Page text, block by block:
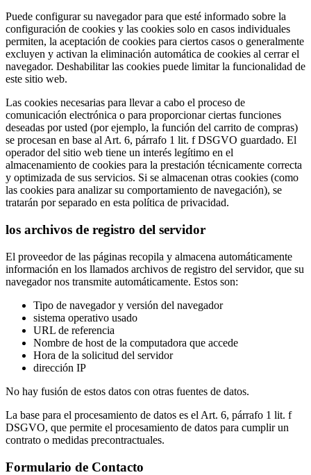
Puede configurar su navegador para que esté informado sobre la
configuración de cookies y las cookies solo en casos individuales
permiten, la aceptación de cookies para ciertos casos o generalmente
excluyen y activan la eliminación automática de cookies al cerrar el
navegador. Deshabilitar las cookies puede limitar la funcionalidad de
este sitio web.
Las cookies necesarias para llevar a cabo el proceso de
comunicación electrónica o para proporcionar ciertas funciones
deseadas por usted (por ejemplo, la función del carrito de compras)
se procesan en base al Art. 6, párrafo 1 lit. f DSGVO guardado. El
operador del sitio web tiene un interés legítimo en el
almacenamiento de cookies para la prestación técnicamente correcta
y optimizada de sus servicios. Si se almacenan otras cookies (como
las cookies para analizar su comportamiento de navegación), se
tratarán por separado en esta política de privacidad.
los archivos de registro del servidor
El proveedor de las páginas recopila y almacena automáticamente
información en los llamados archivos de registro del servidor, que su
navegador nos transmite automáticamente. Estos son:
Tipo de navegador y versión del navegador
sistema operativo usado
URL de referencia
Nombre de host de la computadora que accede
Hora de la solicitud del servidor
dirección IP
No hay fusión de estos datos con otras fuentes de datos.
La base para el procesamiento de datos es el Art. 6, párrafo 1 lit. f
DSGVO, que permite el procesamiento de datos para cumplir un
contrato o medidas precontractuales.
Formulario de Contacto